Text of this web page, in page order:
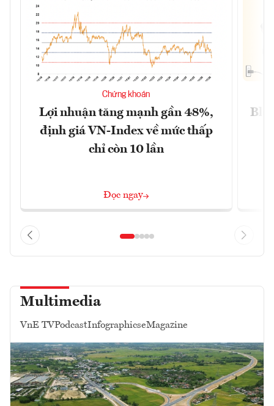
Chứng khoán
Lợi nhuận tăng mạnh gần 48%,
định giá VN-Index về mức thấp
chỉ còn 10 lần
Đọc ngay
Multimedia
VnE TVPodcastInfographicseMagazine